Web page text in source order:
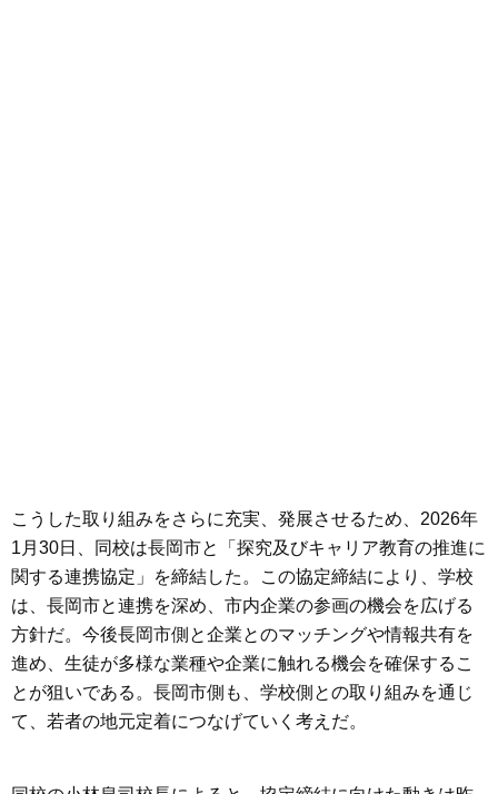
こうした取り組みをさらに充実、発展させるため、2026年
1月30日、同校は長岡市と「探究及びキャリア教育の推進に
関する連携協定」を締結した。この協定締結により、学校
は、長岡市と連携を深め、市内企業の参画の機会を広げる
方針だ。今後長岡市側と企業とのマッチングや情報共有を
進め、生徒が多様な業種や企業に触れる機会を確保するこ
とが狙いである。長岡市側も、学校側との取り組みを通じ
て、若者の地元定着につなげていく考えだ。